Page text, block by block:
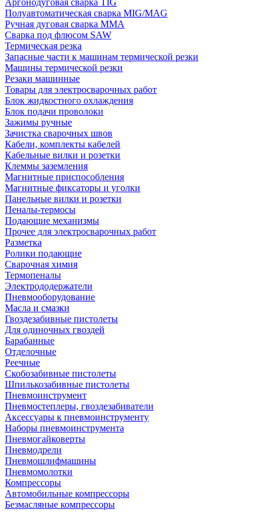
Аргонодуговая сварка TIG
Полуавтоматическая сварка MIG/MAG
Ручная дуговая сварка MMA
Сварка под флюсом SAW
Термическая резка
Запасные части к машинам термической резки
Машины термической резки
Резаки машинные
Товары для электросварочных работ
Блок жидкостного охлаждения
Блок подачи проволоки
Зажимы ручные
Зачистка сварочных швов
Кабели, комплекты кабелей
Кабельные вилки и розетки
Клеммы заземления
Магнитные приспособления
Магнитные фиксаторы и уголки
Панельные вилки и розетки
Пеналы-термосы
Подающие механизмы
Прочее для электросварочных работ
Разметка
Ролики подающие
Сварочная химия
Термопеналы
Электрододержатели
Пневмооборудование
Масла и смазки
Гвоздезабивные пистолеты
Для одиночных гвоздей
Барабанные
Отделочные
Реечные
Скобозабивные пистолеты
Шпилькозабивные пистолеты
Пневмоинструмент
Пневмостеплеры, гвоздезабиватели
Аксессуары к пневмоинструменту
Наборы пневмоинструмента
Пневмогайковерты
Пневмодрели
Пневмошлифмашины
Пневмомолотки
Компрессоры
Автомобильные компрессоры
Безмасляные компрессоры